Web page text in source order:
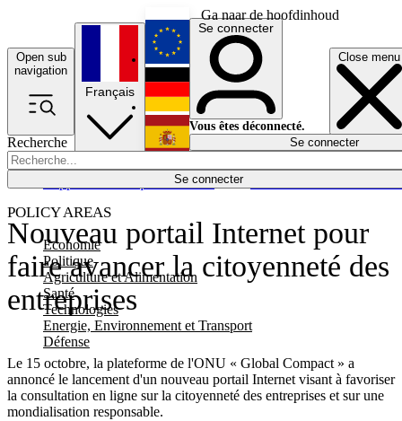
Ga naar de hoofdinhoud
Open sub
navigation
Close menu
Recherche
Se connecter
POLICY AREAS
Economie
Politique
Agriculture et Alimentation
Santé
Technologies
Energie, Environnement et Transport
Défense
Économie
Français
English
Deutsch
Español
Se connecter
Vous êtes déconnecté.
Se connecter
Nouveau portail Internet pour
faire avancer la citoyenneté des
entreprises
Le 15 octobre, la plateforme de l'ONU « Global Compact » a
annoncé le lancement d'un nouveau portail Internet visant à favoriser
la consultation en ligne sur la citoyenneté des entreprises et sur une
mondialisation responsable.